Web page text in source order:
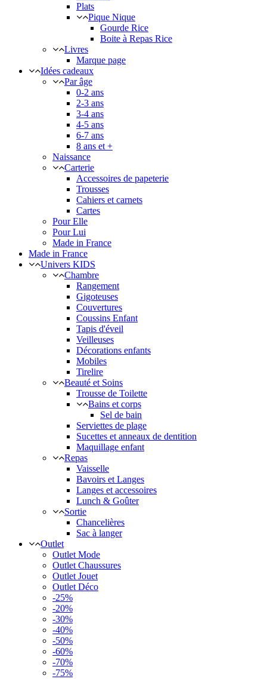
Plats
Pique Nique
Gourde Rice
Boite à Repas Rice
Livres
Marque page
Idées cadeaux
Par âge
0-2 ans
2-3 ans
3-4 ans
4-5 ans
6-7 ans
8 ans et +
Naissance
Carterie
Accessoires de papeterie
Trousses
Cahiers et carnets
Cartes
Pour Elle
Pour Lui
Made in France
Made in France
Univers KIDS
Chambre
Rangement
Gigoteuses
Couvertures
Coussins Enfant
Tapis d'éveil
Veilleuses
Décorations enfants
Mobiles
Tirelire
Beauté et Soins
Trousse de Toilette
Bains et corps
Sel de bain
Serviettes de plage
Sucettes et anneaux de dentition
Maquillage enfant
Repas
Vaisselle
Bavoirs et Langes
Langes et accessoires
Lunch & Goûter
Sortie
Chancelières
Sac à langer
Outlet
Outlet Mode
Outlet Chaussures
Outlet Jouet
Outlet Déco
-25%
-20%
-30%
-40%
-50%
-60%
-70%
-75%